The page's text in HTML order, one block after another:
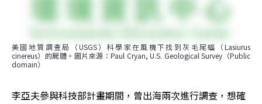
美國地質調查局（USGS）科學家在風機下找到灰毛尾蝠（Lasiurus
cinereus）的屍體。圖片來源：Paul Cryan, U.S. Geological Survey（Public
domain）
李亞夫參與科技部計畫期間，曾出海兩次進行調查，想確